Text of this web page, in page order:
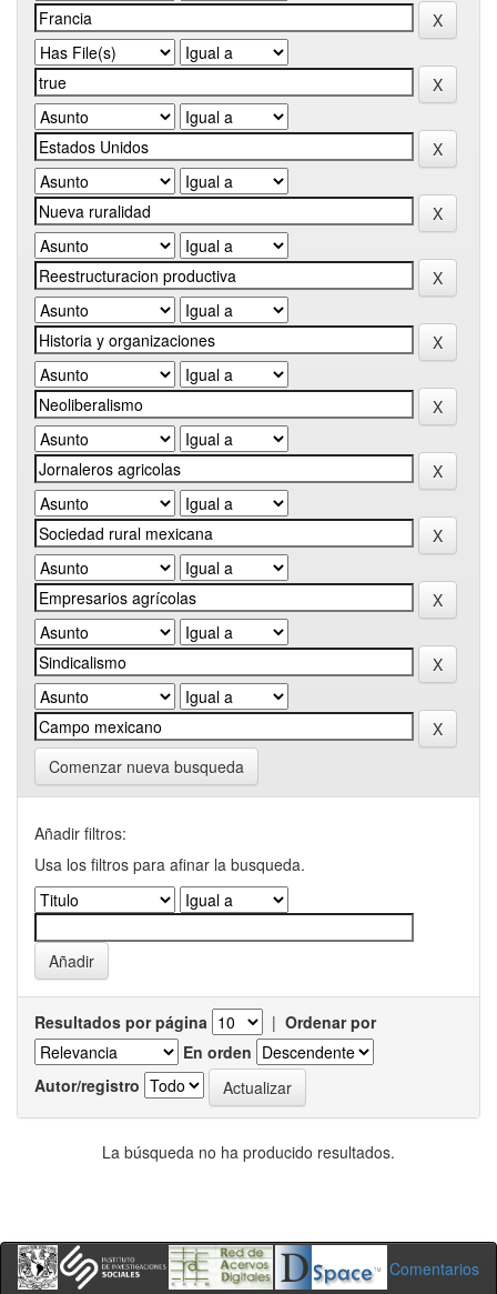
Comenzar nueva busqueda
Añadir filtros:
Usa los filtros para afinar la busqueda.
Resultados por página | Ordenar por
En orden
Autor/registro
La búsqueda no ha producido resultados.
Comentarios